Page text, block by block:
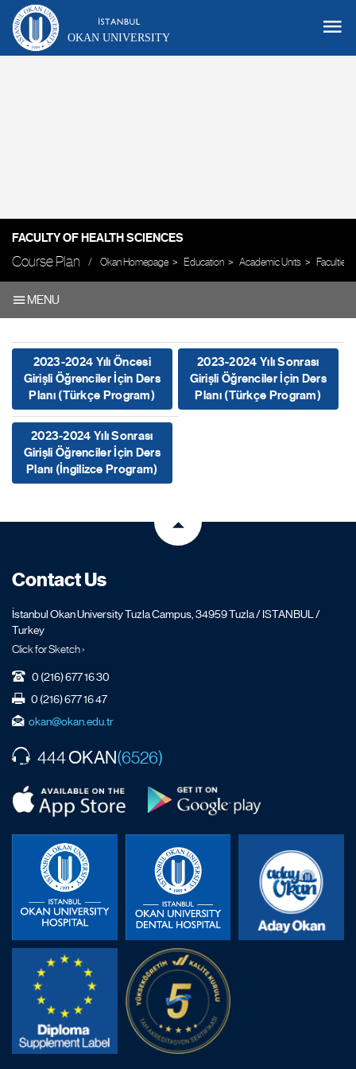
OKAN UNIVERSITY
FACULTY OF HEALTH SCIENCES
Course Plan Okan Homepage Education Academic Units Faculties
MENU
2023-2024 Yılı Öncesi
Girişli Öğrenciler İçin Ders
Planı (Türkçe Program)
2023-2024 Yılı Sonrası
Girişli Öğrenciler İçin Ders
Planı (Türkçe Program)
2023-2024 Yılı Sonrası
Girişli Öğrenciler İçin Ders
Planı (İngilizce Program)
Contact Us
İstanbul Okan University Tuzla Campus, 34959 Tuzla / ISTANBUL /
Turkey
Click for Sketch ›
0 (216) 677 16 30
0 (216) 677 16 47
okan@okan.edu.tr
444OKAN(6526)